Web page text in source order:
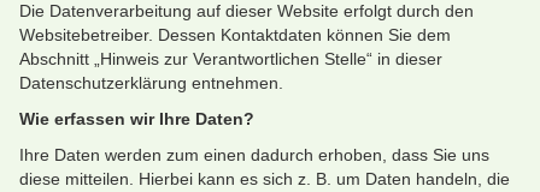
Die Datenverarbeitung auf dieser Website erfolgt durch den
Websitebetreiber. Dessen Kontaktdaten können Sie dem
Abschnitt „Hinweis zur Verantwortlichen Stelle“ in dieser
Datenschutzerklärung entnehmen.
Wie erfassen wir Ihre Daten?
Ihre Daten werden zum einen dadurch erhoben, dass Sie uns
diese mitteilen. Hierbei kann es sich z. B. um Daten handeln, die